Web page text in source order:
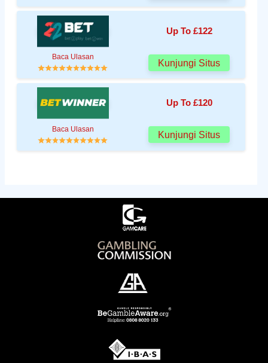
Up To £122
Baca Ulasan
Kunjungi Situs
Up To £120
Baca Ulasan
Kunjungi Situs